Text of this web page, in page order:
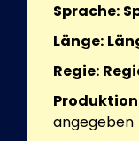
Sprache:
Länge:
Regie:
angegeben